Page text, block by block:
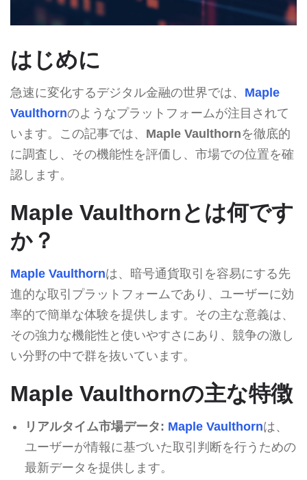
はじめに
急速に変化するデジタル金融の世界では、 Maple
Vaulthornのようなプラットフォームが注目されて
います。この記事では、 Maple Vaulthornを徹底的
に調査し、その機能性を評価し、市場での位置を確
認します。
Maple Vaulthornとは何です
か？
Maple Vaulthornは、暗号通貨取引を容易にする先
進的な取引プラットフォームであり、ユーザーに効
率的で簡単な体験を提供します。その主な意義は、
その強力な機能性と使いやすさにあり、競争の激し
い分野の中で群を抜いています。
Maple Vaulthornの主な特徴
リアルタイム市場データ: Maple Vaulthornは、
ユーザーが情報に基づいた取引判断を行うための
最新データを提供します。